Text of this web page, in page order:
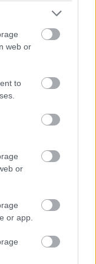
web or
to
or
or app.
azonban még
egy kiskapun át
VPN-en keresztül
tudnak előfizetni a
szokás olyan
eltérés van az
biztosan
szolgáltatási
vagy éppen